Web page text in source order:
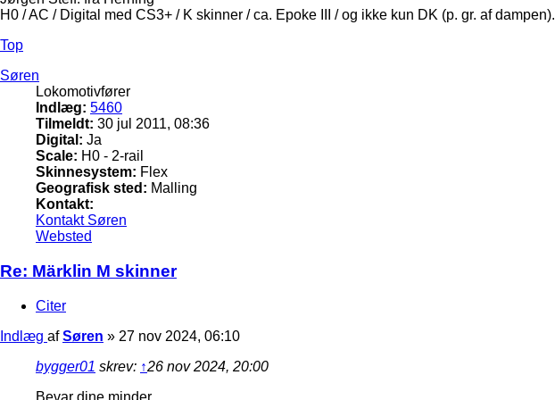
H0 / AC / Digital med CS3+ / K skinner / ca. Epoke III / og ikke kun DK (p. gr. af dampen).
Top
Søren
Lokomotivfører
Indlæg: 5460
Tilmeldt: 30 jul 2011, 08:36
Digital: Ja
Scale: H0 - 2-rail
Skinnesystem: Flex
Geografisk sted: Malling
Kontakt:
Kontakt Søren
Websted
Re: Märklin M skinner
Citer
Indlæg afSøren » 27 nov 2024, 06:10
bygger01 skrev: ↑26 nov 2024, 20:00
Bevar dine minder .....